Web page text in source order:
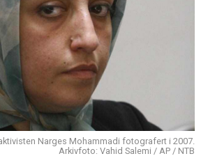
Narges Mohammadi fotografert i 2007.
Arkivfoto: Vahid Salemi / AP / NTB